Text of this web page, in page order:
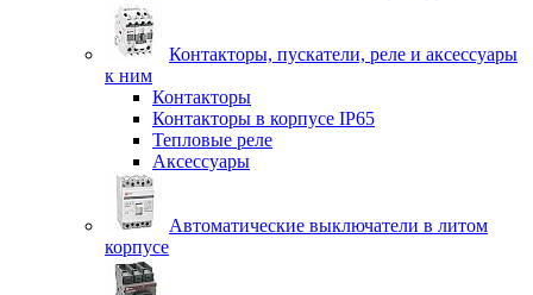
Контакторы, пускатели, реле и аксессуары
к ним
Контакторы
Контакторы в корпусе IP65
Тепловые реле
Аксессуары
Автоматические выключатели в литом
корпусе